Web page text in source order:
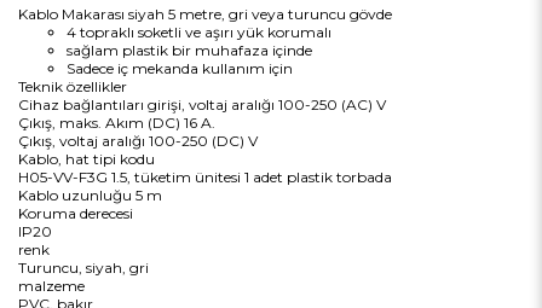
Kablo Makarası siyah 5 metre, gri veya turuncu gövde
4 topraklı soketli ve aşırı yük korumalı
sağlam plastik bir muhafaza içinde
Sadece iç mekanda kullanım için
Teknik özellikler
Cihaz bağlantıları girişi, voltaj aralığı 100-250 (AC) V
Çıkış, maks. Akım (DC) 16 A.
Çıkış, voltaj aralığı 100-250 (DC) V
Kablo, hat tipi kodu
H05-VV-F3G 1.5, tüketim ünitesi 1 adet plastik torbada
Kablo uzunluğu 5 m
Koruma derecesi
IP20
renk
Turuncu, siyah, gri
malzeme
PVC, bakır